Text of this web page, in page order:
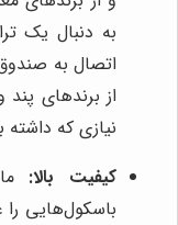
به دنبال یک
اتصال به
از برندهای
نیازی که داشته
کیفیت بالا:
باسکول‌هایی را